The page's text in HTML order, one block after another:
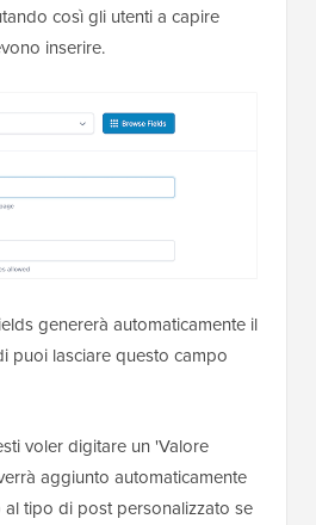
così gli utenti a capire
inserire.
genererà automaticamente il
puoi lasciare questo campo
voler digitare un 'Valore
aggiunto automaticamente
tipo di post personalizzato se